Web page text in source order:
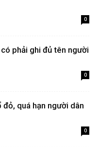
0
phải ghi đủ tên người
0
quá hạn người dân
0